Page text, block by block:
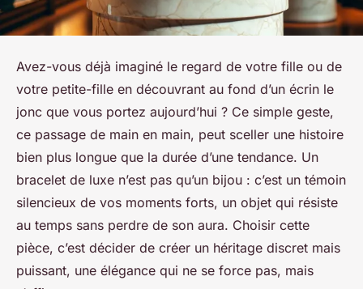
Avez-vous déjà imaginé le regard de votre fille ou de
votre petite-fille en découvrant au fond d’un écrin le
jonc que vous portez aujourd’hui ? Ce simple geste,
ce passage de main en main, peut sceller une histoire
bien plus longue que la durée d’une tendance. Un
bracelet de luxe n’est pas qu’un bijou : c’est un témoin
silencieux de vos moments forts, un objet qui résiste
au temps sans perdre de son aura. Choisir cette
pièce, c’est décider de créer un héritage discret mais
puissant, une élégance qui ne se force pas, mais